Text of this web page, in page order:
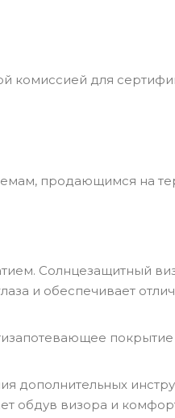
комиссией для
продающимся на
Солнцезащитный
и обеспечивает
покрытие
дополнительных
обдув визора и